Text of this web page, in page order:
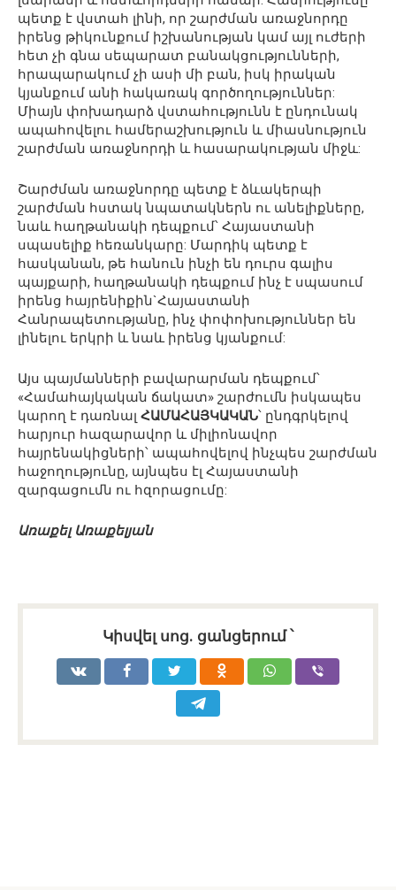
պետք է վստահ լինի, որ շարժման առաջնորդը
իրենց թիկունքում իշխանության կամ այլ ուժերի
հետ չի գնա սեպարատ բանակցությունների,
հրապարակում չի ասի մի բան, իսկ իրական
կյանքում անի հակառակ գործողություններ:
Միայն փոխադարձ վստահությունն է ընդունակ
ապահովելու համերաշխություն և միասնություն
շարժման առաջնորդի և հասարակության միջև:
Շարժման առաջնորդը պետք է ձևակերպի
շարժման հստակ նպատակներն ու անելիքները,
նաև հաղթանակի դեպքում՝ Հայաստանի
սպասելիք հեռանկարը: Մարդիկ պետք է
հասկանան, թե հանուն ինչի են դուրս գալիս
պայքարի, հաղթանակի դեպքում ինչ է սպասում
իրենց հայրենիքին`Հայաստանի
Հանրապետությանը, ինչ փոփոխություններ են
լինելու երկրի և նաև իրենց կյանքում:
Այս պայմանների բավարարման դեպքում՝
«Համահայկական ճակատ» շարժումն իսկապես
կարող է դառնալ ՀԱՄԱՀԱՅԿԱԿԱՆ՝ ընդգրկելով
հարյուր հազարավոր և միլիոնավոր
հայրենակիցների՝ ապահովելով ինչպես շարժման
հաջողությունը, այնպես էլ Հայաստանի
զարգացումն ու հզորացումը:
Առաքել Առաքելյան
Կիսվել սոց․ ցանցերում ՝